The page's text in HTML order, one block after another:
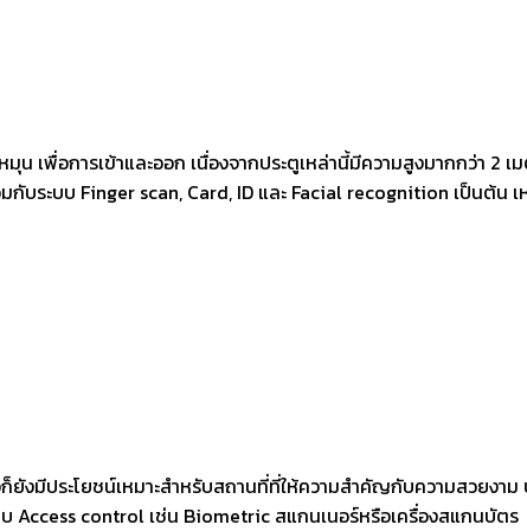
เพื่อการเข้าและออก เนื่องจากประตูเหล่านี้มีความสูงมากกว่า 2
ระบบ Finger scan, Card, ID และ Facial recognition เป็นต้น เ
งมีประโยชน์เหมาะสำหรับสถานที่ที่ให้ความสำคัญกับความสวยงา
Access control เช่น Biometric สแกนเนอร์หรือเครื่องสแกนบัตร